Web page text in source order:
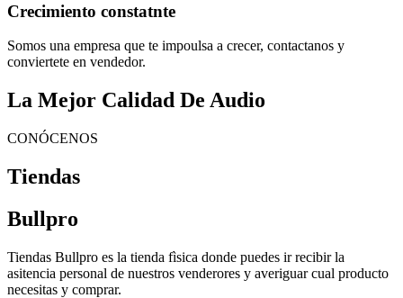
Crecimiento constatnte
Somos una empresa que te impoulsa a crecer, contactanos y
conviertete en vendedor.
La Mejor Calidad De Audio
CONÓCENOS
Tiendas
Bullpro
Tiendas Bullpro es la tienda fìsica donde puedes ir recibir la
asitencia personal de nuestros venderores y averiguar cual producto
necesitas y comprar.